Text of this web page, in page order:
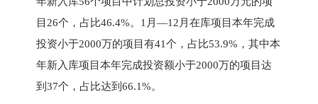
目26个，占比46.4%。1月—12月在库项目本年完成
投资小于2000万的项目有41个，占比53.9%，其中本
年新入库项目本年完成投资额小于2000万的项目达
到37个，占比达到66.1%。